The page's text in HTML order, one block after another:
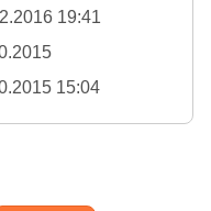
19:41
15:04